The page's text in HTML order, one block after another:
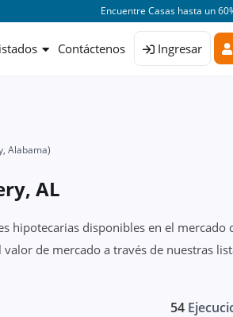
Encuentre Casas hasta un
Contáctenos Ingresar
Alabama)
AL
hipotecarias disponibles en el mercado
de mercado a través de nuestras
54